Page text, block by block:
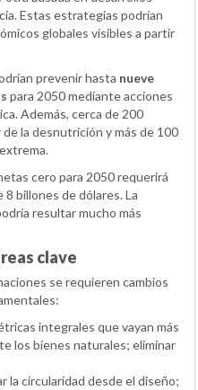
Estas estrategias podrían
globales visibles a partir
prevenir hasta nueve
para 2050 mediante acciones
Además, cerca de 200
la desnutrición y más de 100
cero para 2050 requerirá
8 billones de dólares. La
resultar mucho más
clave
se requieren cambios
integrales que vayan más
los bienes naturales; eliminar
la circularidad desde el diseño;